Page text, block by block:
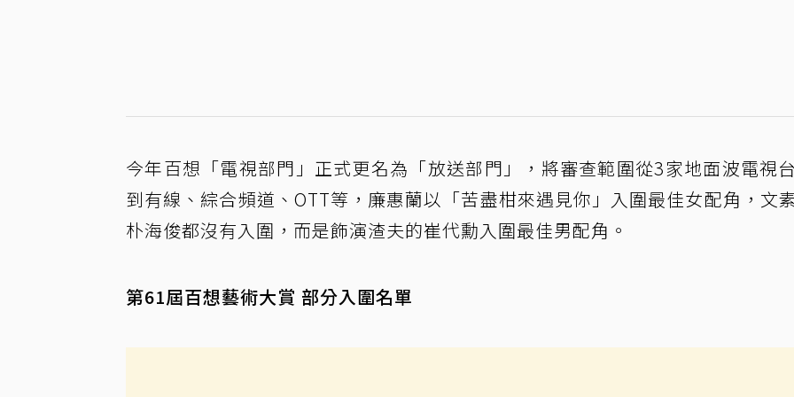
今年百想「電視部門」正式更名為「放送部門」，將審查範圍從3家地面波電視
到有線、綜合頻道、OTT等，廉惠蘭以「苦盡柑來遇見你」入圍最佳女配角，文
朴海俊都沒有入圍，而是飾演渣夫的崔代勳入圍最佳男配角。
第61屆百想藝術大賞 部分入圍名單